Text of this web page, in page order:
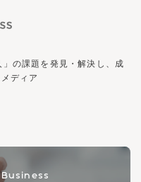
の課題を発見・解決し、 成
ディア
Business